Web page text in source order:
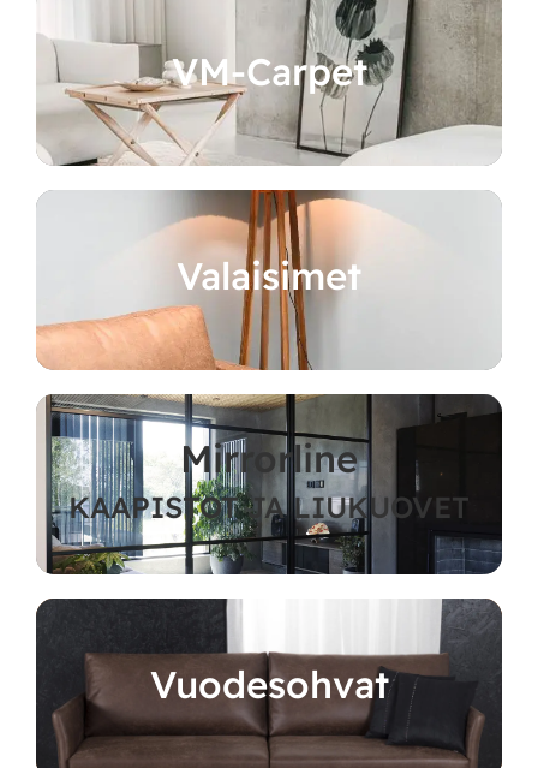
VM-Carpet
Valaisimet
Mirrorline
KAAPISTOT JA LIUKUOVET
Vuodesohvat